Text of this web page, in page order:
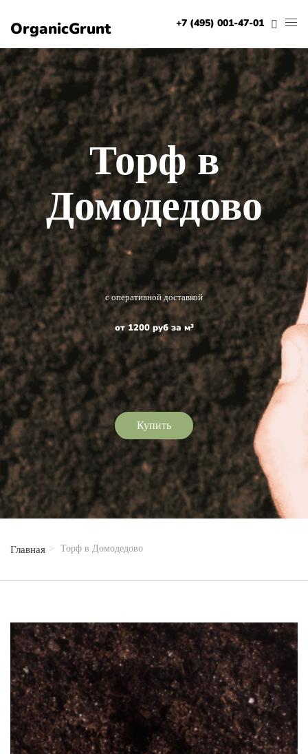
OrganicGrunt +7 (495) 001-47-01
Торф в
Домодедово
с оперативной доставкой
от 1200 руб за м³
Купить
Главная Торф в Домодедово